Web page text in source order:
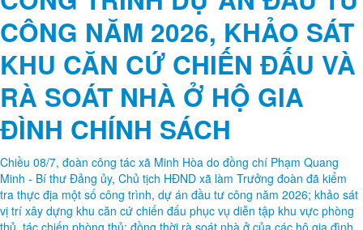
LÃNH ĐẠO XÃ MINH HÒA
KIỂM TRA THỰC ĐỊA CÁC
CÔNG TRÌNH DỰ ÁN ĐẦU TƯ
CÔNG NĂM 2026, KHẢO SÁT
KHU CĂN CỨ CHIẾN ĐẤU VÀ
RÀ SOÁT NHÀ Ở HỘ GIA
ĐÌNH CHÍNH SÁCH